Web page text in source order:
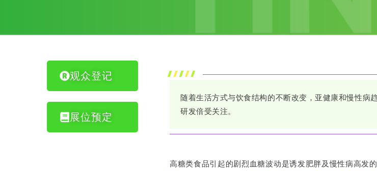
观众登记
展位预定
随着生活方式与饮食结构的不断改变，亚健康和慢性病
研发倍受关注。
高糖类食品引起的剧烈血糖波动是诱发肥胖及慢性病高发